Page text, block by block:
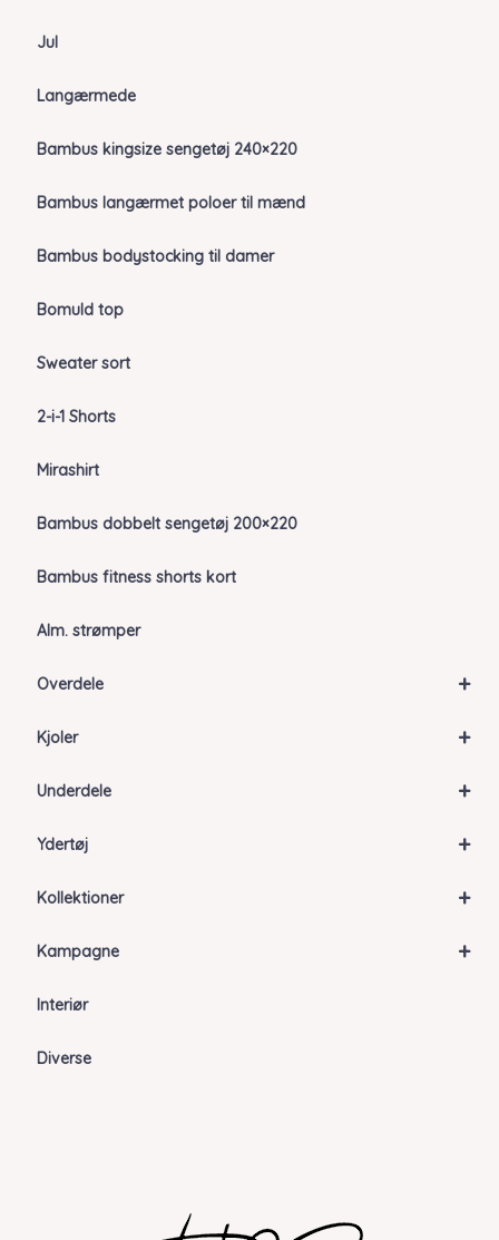
Jul
Langærmede
Bambus kingsize sengetøj 240×220
Bambus langærmet poloer til mænd
Bambus bodystocking til damer
Bomuld top
Sweater sort
2-i-1 Shorts
Mirashirt
Bambus dobbelt sengetøj 200×220
Bambus fitness shorts kort
Alm. strømper
+
Overdele
+
Kjoler
+
Underdele
+
Ydertøj
+
Kollektioner
+
Kampagne
Interiør
Diverse